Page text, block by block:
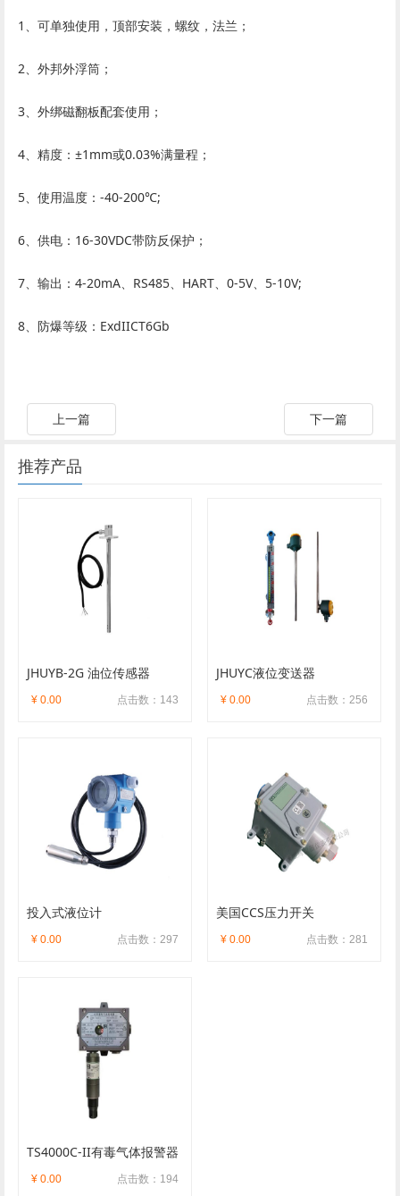
1、可单独使用，顶部安装，螺纹，法兰；
2、外邦外浮筒；
3、外绑磁翻板配套使用；
4、精度：±1mm或0.03%满量程；
5、使用温度：-40-200℃;
6、供电：16-30VDC带防反保护；
7、输出：4-20mA、RS485、HART、0-5V、5-10V;
8、防爆等级：ExdIICT6Gb
上一篇 下一篇
推荐产品
JHUYB-2G 油位传感器
点击数：143
¥ 0.00
JHUYC液位变送器
点击数：256
¥ 0.00
投入式液位计
点击数：297
¥ 0.00
美国CCS压力开关
点击数：281
¥ 0.00
TS4000C-II有毒气体报警器
点击数：194
¥ 0.00